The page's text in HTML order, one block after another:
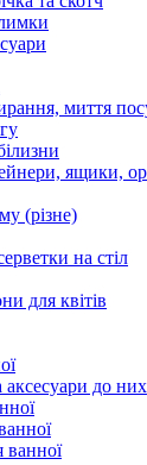
миття
ящики,
(різне)
на стіл
для квітів
аксесуари до них
ванної